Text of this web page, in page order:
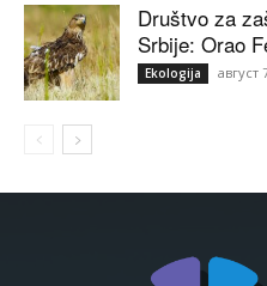
Društvo za
Srbije: Orao
Ekologija август